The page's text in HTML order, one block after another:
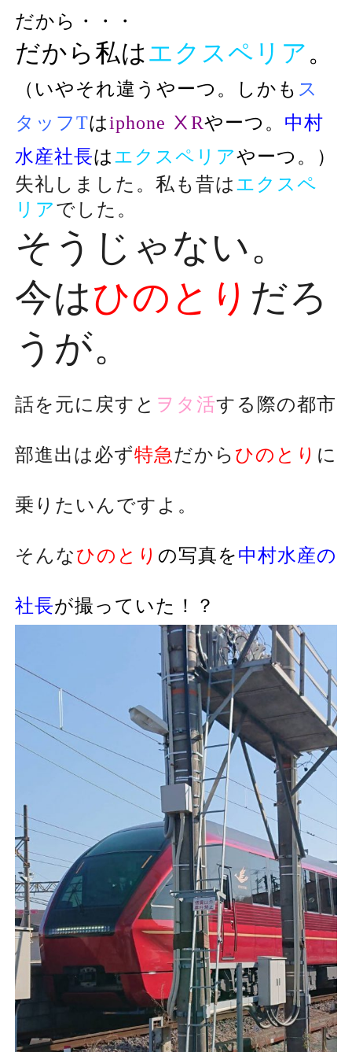
だから・・・
だから私はエクスペリア。
（いやそれ違うやーつ。しかも ス
タッフTはiphone ⅩRやーつ。 中村
水産社長はエクスペリアやーつ 。）
失礼しました。私も昔はエクスペ
リアでした。
そうじゃない。
今はひのとり だろ
うが。
話を元に戻すと ヲタ活する際の都市
部進出は必ず特急だから ひのとり に
乗りたいんですよ。
そんなひのとり の写真を中村水産の
社長が撮っていた！？